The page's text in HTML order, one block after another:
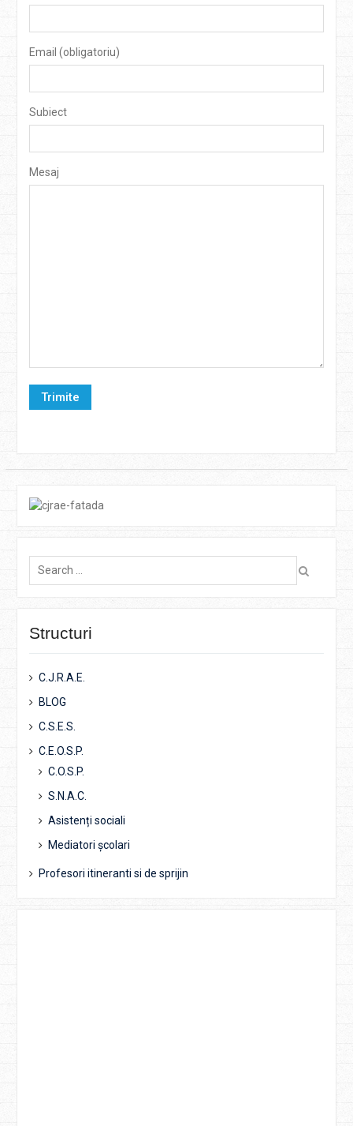
Email (obligatoriu)
Subiect
Mesaj
Search
for:
Structuri
C.J.R.A.E.
BLOG
C.S.E.S.
C.E.O.S.P.
C.O.S.P.
S.N.A.C.
Asistenți sociali
Mediatori școlari
Profesori itineranti si de sprijin